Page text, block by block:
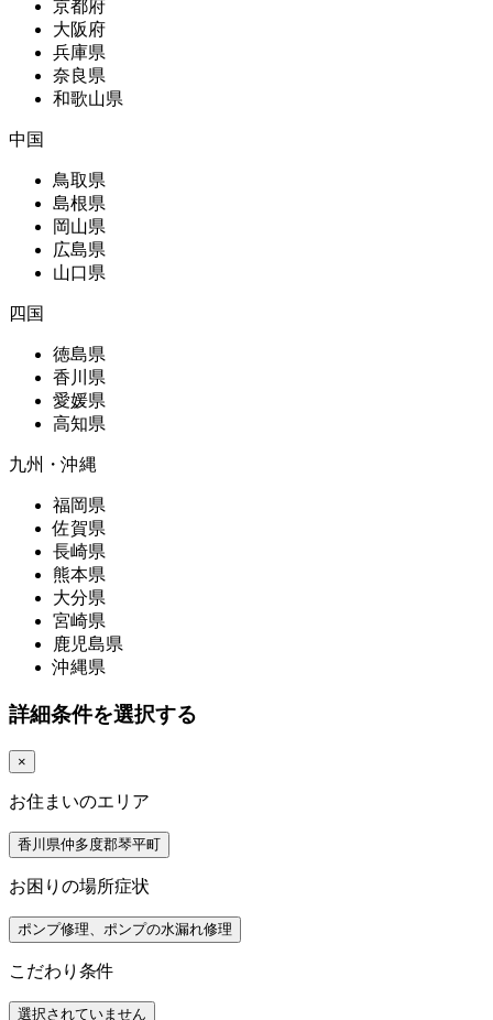
京都府
大阪府
兵庫県
奈良県
和歌山県
中国
鳥取県
島根県
岡山県
広島県
山口県
四国
徳島県
香川県
愛媛県
高知県
九州・沖縄
福岡県
佐賀県
長崎県
熊本県
大分県
宮崎県
鹿児島県
沖縄県
詳細条件を選択する
×
お住まいのエリア
香川県仲多度郡琴平町
お困りの場所症状
ポンプ修理、ポンプの水漏れ修理
こだわり条件
選択されていません